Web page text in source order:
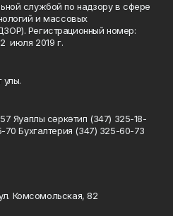
службой по надзору в сфере
и массовых
Регистрационный номер:
июля 2019 г.
Яуаплы сәркәтип (347) 325-18-
Бухгалтерия (347) 325-60-73
Комсомольская, 82